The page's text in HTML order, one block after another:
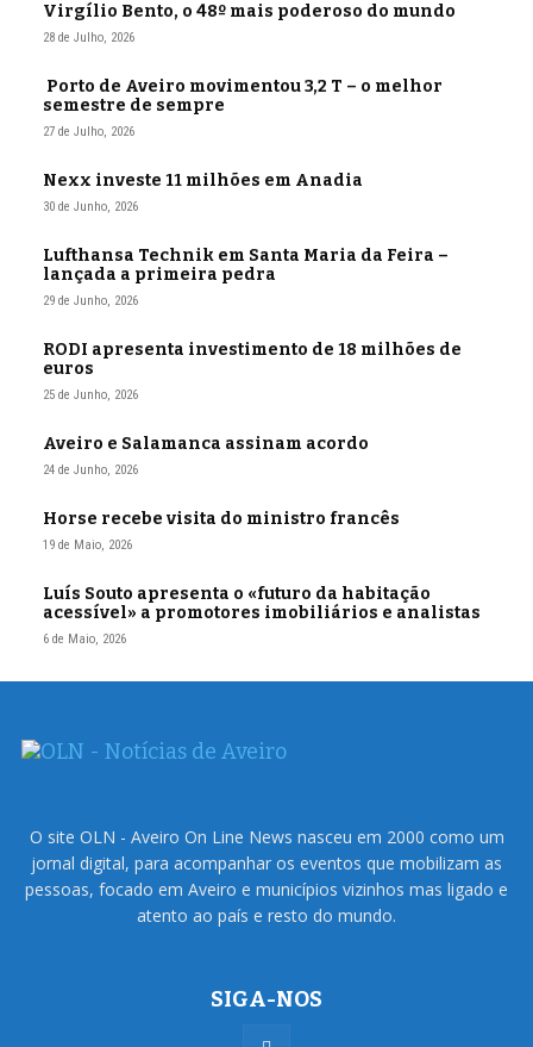
Virgílio Bento, o 48º mais poderoso do mundo
28 de Julho, 2026
Porto de Aveiro movimentou 3,2 T – o melhor
semestre de sempre
27 de Julho, 2026
Nexx investe 11 milhões em Anadia
30 de Junho, 2026
Lufthansa Technik em Santa Maria da Feira –
lançada a primeira pedra
29 de Junho, 2026
RODI apresenta investimento de 18 milhões de
euros
25 de Junho, 2026
Aveiro e Salamanca assinam acordo
24 de Junho, 2026
Horse recebe visita do ministro francês
19 de Maio, 2026
Luís Souto apresenta o «futuro da habitação
acessível» a promotores imobiliários e analistas
6 de Maio, 2026
O site OLN - Aveiro On Line News nasceu em 2000 como um
jornal digital, para acompanhar os eventos que mobilizam as
pessoas, focado em Aveiro e municípios vizinhos mas ligado e
atento ao país e resto do mundo.
SIGA-NOS